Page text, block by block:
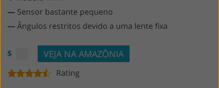
— Sensor bastante pequeno
—Ângulos restritos devido a uma lente fixa
$ VEJA NA AMAZÔNIA
Rating